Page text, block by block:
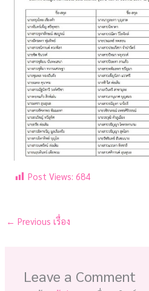
Post Views: 684
← Previous เรื่อง
Leave a Comment